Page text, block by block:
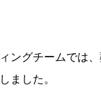
ングチームでは
ました。